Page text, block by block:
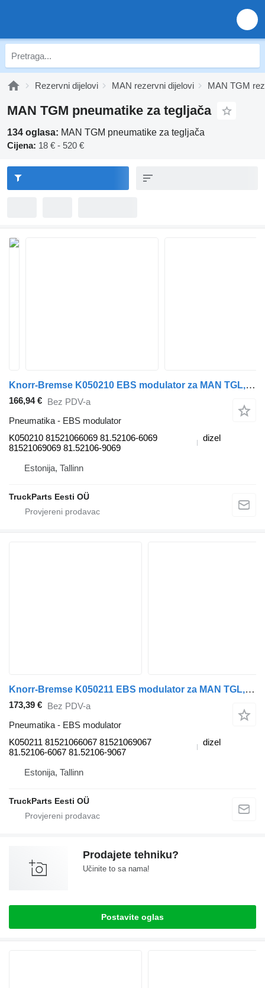
Rezervni dijelovi MAN rezervni dijelovi MAN TGM
MAN TGM pneumatikе za tegljača
134 oglasa: MAN TGM pneumatikе za tegljača
Cijena: 18 € - 520 €
Knorr-Bremse K050210 EBS modulator za MAN TGL, TGM, TGS, TGX (2005-2021) tegljača
166,94 € Bez PDV-a
Pneumatika - EBS modulator
K050210 81521066069 81.52106-6069
81521069069 81.52106-9069
dizel
Estonija, Tallinn
TruckParts Eesti OÜ
Knorr-Bremse K050211 EBS modulator za MAN TGL, TGM, TGS, TGX (2005-2021) tegljača
173,39 € Bez PDV-a
Pneumatika - EBS modulator
K050211 81521066067 81521069067
81.52106-6067 81.52106-9067
dizel
Estonija, Tallinn
TruckParts Eesti OÜ
Prodajete tehniku?
Učinite to sa nama!
Postavite oglas